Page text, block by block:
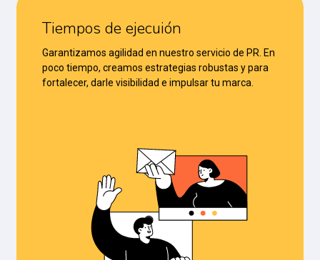
Tiempos de ejecuión
Garantizamos agilidad en nuestro servicio de PR. En
poco tiempo, creamos estrategias robustas y para
fortalecer, darle visibilidad e impulsar tu marca.